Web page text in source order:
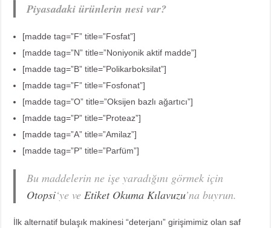
Piyasadaki ürünlerin nesi var?
[madde tag=”F” title=”Fosfat”]
[madde tag=”N” title=”Noniyonik aktif madde”]
[madde tag=”B” title=”Polikarboksilat”]
[madde tag=”F” title=”Fosfonat”]
[madde tag=”O” title=”Oksijen bazlı ağartıcı”]
[madde tag=”P” title=”Proteaz”]
[madde tag=”A” title=”Amilaz”]
[madde tag=”P” title=”Parfüm”]
Bu maddelerin ne işe yaradığını görmek için
Otopsi‘ye ve Etiket Okuma Kılavuzu’na buyrun.
İlk alternatif bulaşık makinesi “deterjanı” girişimimiz olansaf